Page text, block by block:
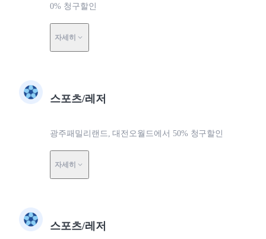
0% 청구할인
자세히
스포츠/레저
광주패밀리랜드, 대전오월드에서 50% 청구할인
자세히
스포츠/레저